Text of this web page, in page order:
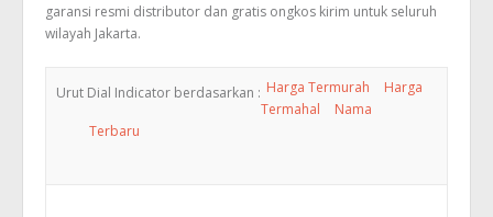
garansi resmi distributor dan gratis ongkos kirim untuk seluruh
wilayah Jakarta.
Urut Dial Indicator berdasarkan : Harga Termurah
Harga
Termahal
Nama
Terbaru